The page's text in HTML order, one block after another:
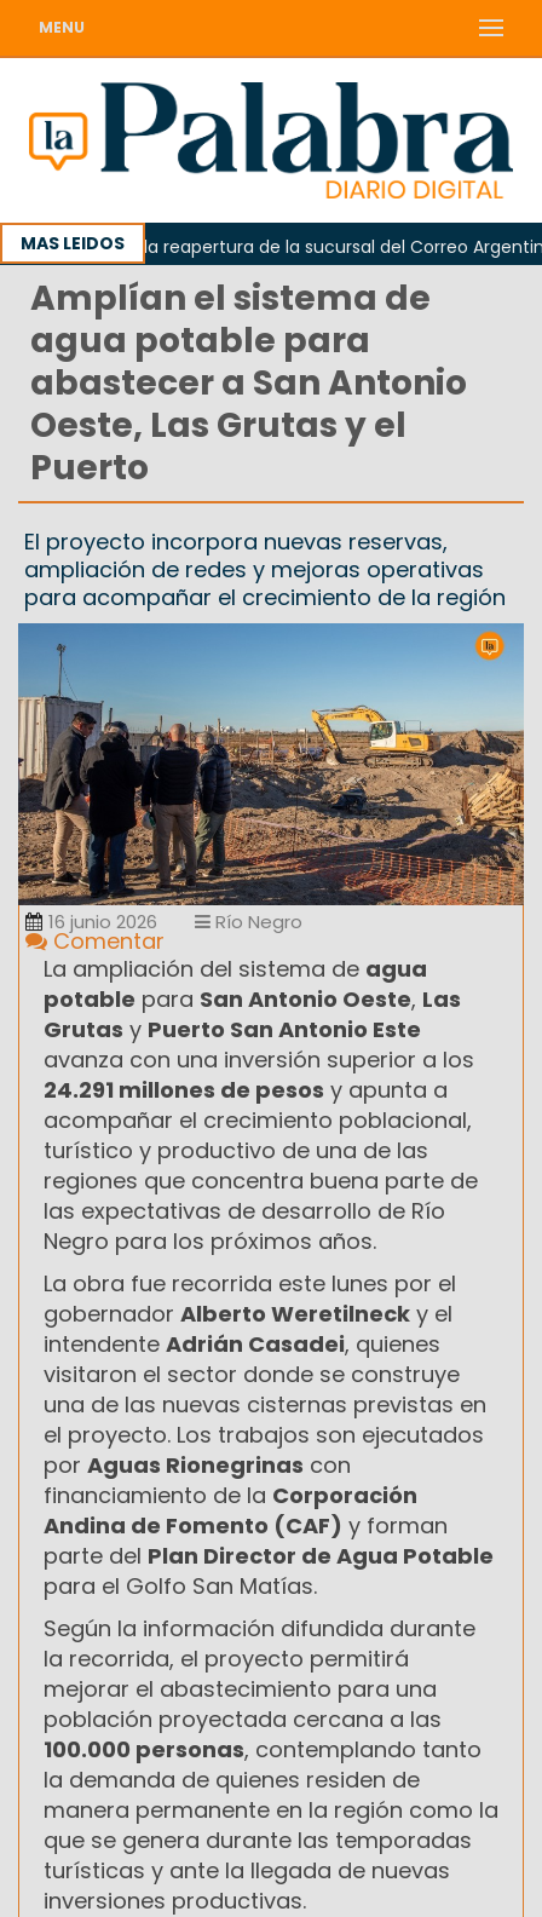
MENU
MAS LEIDOS
reclamó la reapertura de la sucursal del Correo Argentino en
Amplían el sistema de
agua potable para
abastecer a San Antonio
Oeste, Las Grutas y el
Puerto
El proyecto incorpora nuevas reservas,
ampliación de redes y mejoras operativas
para acompañar el crecimiento de la región
16 junio 2026 Río Negro
Comentar
La ampliación del sistema de agua
potable para San Antonio Oeste, Las
Grutas y Puerto San Antonio Este
avanza con una inversión superior a los
24.291 millones de pesos y apunta a
acompañar el crecimiento poblacional,
turístico y productivo de una de las
regiones que concentra buena parte de
las expectativas de desarrollo de Río
Negro para los próximos años.
La obra fue recorrida este lunes por el
gobernador Alberto Weretilneck y el
intendente Adrián Casadei, quienes
visitaron el sector donde se construye
una de las nuevas cisternas previstas en
el proyecto. Los trabajos son ejecutados
por Aguas Rionegrinas con
financiamiento de la Corporación
Andina de Fomento (CAF) y forman
parte del Plan Director de Agua Potable
para el Golfo San Matías.
Según la información difundida durante
la recorrida, el proyecto permitirá
mejorar el abastecimiento para una
población proyectada cercana a las
100.000 personas, contemplando tanto
la demanda de quienes residen de
manera permanente en la región como la
que se genera durante las temporadas
turísticas y ante la llegada de nuevas
inversiones productivas.